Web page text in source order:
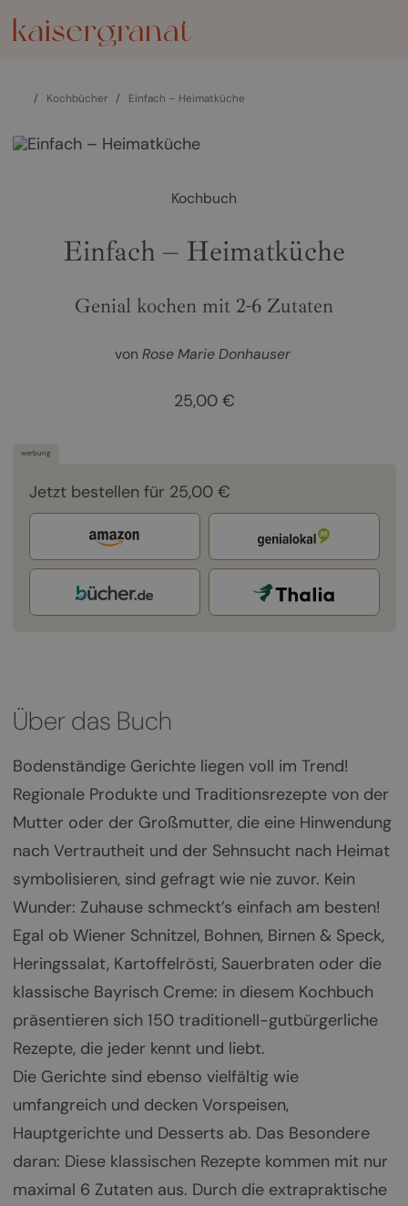
/ Kochbücher / Einfach – Heimatküche
Kochbuch
Einfach – Heimatküche
Genial kochen mit 2-6 Zutaten
von Rose Marie Donhauser
25,00 €
werbung
Jetzt bestellen für 25,00 €
Über das Buch
Bodenständige Gerichte liegen voll im Trend!
Regionale Produkte und Traditionsrezepte von der
Mutter oder der Großmutter, die eine Hinwendung
nach Vertrautheit und der Sehnsucht nach Heimat
symbolisieren, sind gefragt wie nie zuvor. Kein
Wunder: Zuhause schmeckt’s einfach am besten!
Egal ob Wiener Schnitzel, Bohnen, Birnen & Speck,
Heringssalat, Kartoffelrösti, Sauerbraten oder die
klassische Bayrisch Creme: in diesem Kochbuch
präsentieren sich 150 traditionell-gutbürgerliche
Rezepte, die jeder kennt und liebt.
Die Gerichte sind ebenso vielfältig wie
umfangreich und decken Vorspeisen,
Hauptgerichte und Desserts ab. Das Besondere
daran: Diese klassischen Rezepte kommen mit nur
maximal 6 Zutaten aus. Durch die extrapraktische